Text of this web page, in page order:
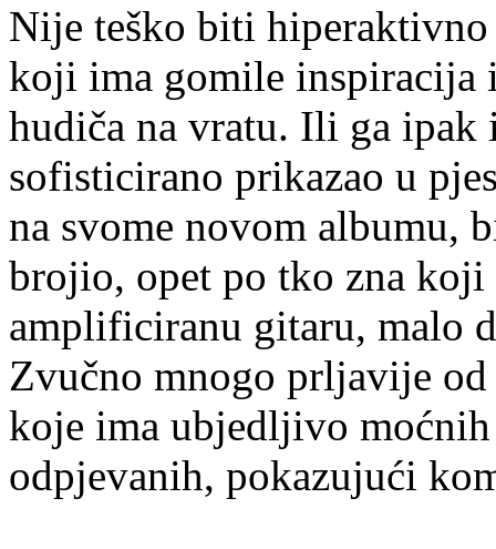
Nije teško biti
koji ima gomile inspiracija
hudiča na vratu. Ili ga ipak
sofisticirano prikazao u
na svome novom albumu,
brojio, opet po tko zna
amplificiranu gitaru, malo
Zvučno mnogo prljavije
koje ima ubjedljivo
odpjevanih, pokazujući